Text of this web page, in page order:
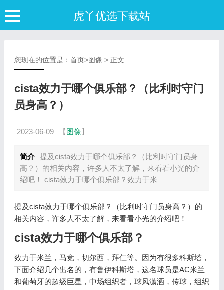
虎丫优选下载站
您现在的位置是： 首页>图像 > 正文
cista效力于哪个俱乐部？（比利时守门
员身高？）
2023-06-09 【图像】
简介 提及cista效力于哪个俱乐部？（比利时守门员身
高？）的相关内容，许多人不太了解，来看看小光的介
绍吧！ cista效力于哪个俱乐部？效力于米
提及cista效力于哪个俱乐部？（比利时守门员身高？）的
相关内容，许多人不太了解，来看看小光的介绍吧！
cista效力于哪个俱乐部？
效力于米兰，马竞，切尔西，拜仁等。因为有很多科斯塔，
下面介绍几个出名的，有鲁伊科斯塔，这名球员是AC米兰
和葡萄牙的超级巨星，中场组织者，球风潇洒，传球，组织